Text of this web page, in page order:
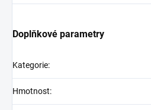
Doplňkové parametry
Kategorie:
Hmotnost: